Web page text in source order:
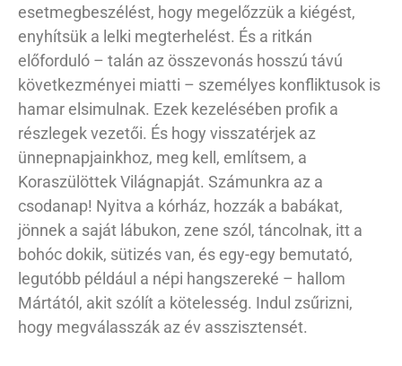
esetmegbeszélést, hogy megelőzzük a kiégést,
enyhítsük a lelki megterhelést. És a ritkán
előforduló – talán az összevonás hosszú távú
következményei miatti – személyes konfliktusok is
hamar elsimulnak. Ezek kezelésében profik a
részlegek vezetői. És hogy visszatérjek az
ünnepnapjainkhoz, meg kell, említsem, a
Koraszülöttek Világnapját. Számunkra az a
csodanap! Nyitva a kórház, hozzák a babákat,
jönnek a saját lábukon, zene szól, táncolnak, itt a
bohóc dokik, sütizés van, és egy-egy bemutató,
legutóbb például a népi hangszereké – hallom
Mártától, akit szólít a kötelesség. Indul zsűrizni,
hogy megválasszák az év asszisztensét.